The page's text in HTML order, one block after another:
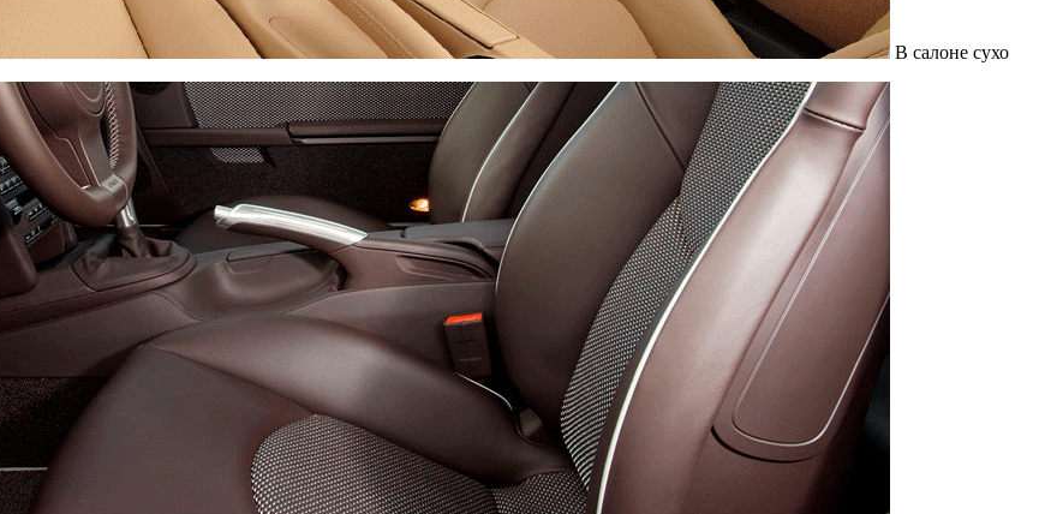
В салоне сухо